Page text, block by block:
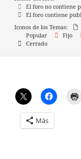
El foro no contiene
El foro contiene
Iconos de los Temas:
Popular
Fijo
Cerrado
Más